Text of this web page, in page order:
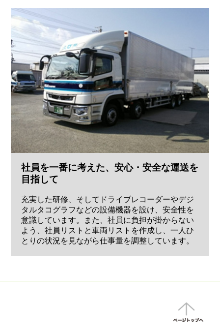
社員を一番に考えた、安心・安全な運送を
目指して
充実した研修、そしてドライブレコーダーやデジ
タルタコグラフなどの設備機器を設け、安全性を
意識しています。また、社員に負担が掛からない
よう、社員リストと車両リストを作成し、一人ひ
とりの状況を見ながら仕事量を調整しています。